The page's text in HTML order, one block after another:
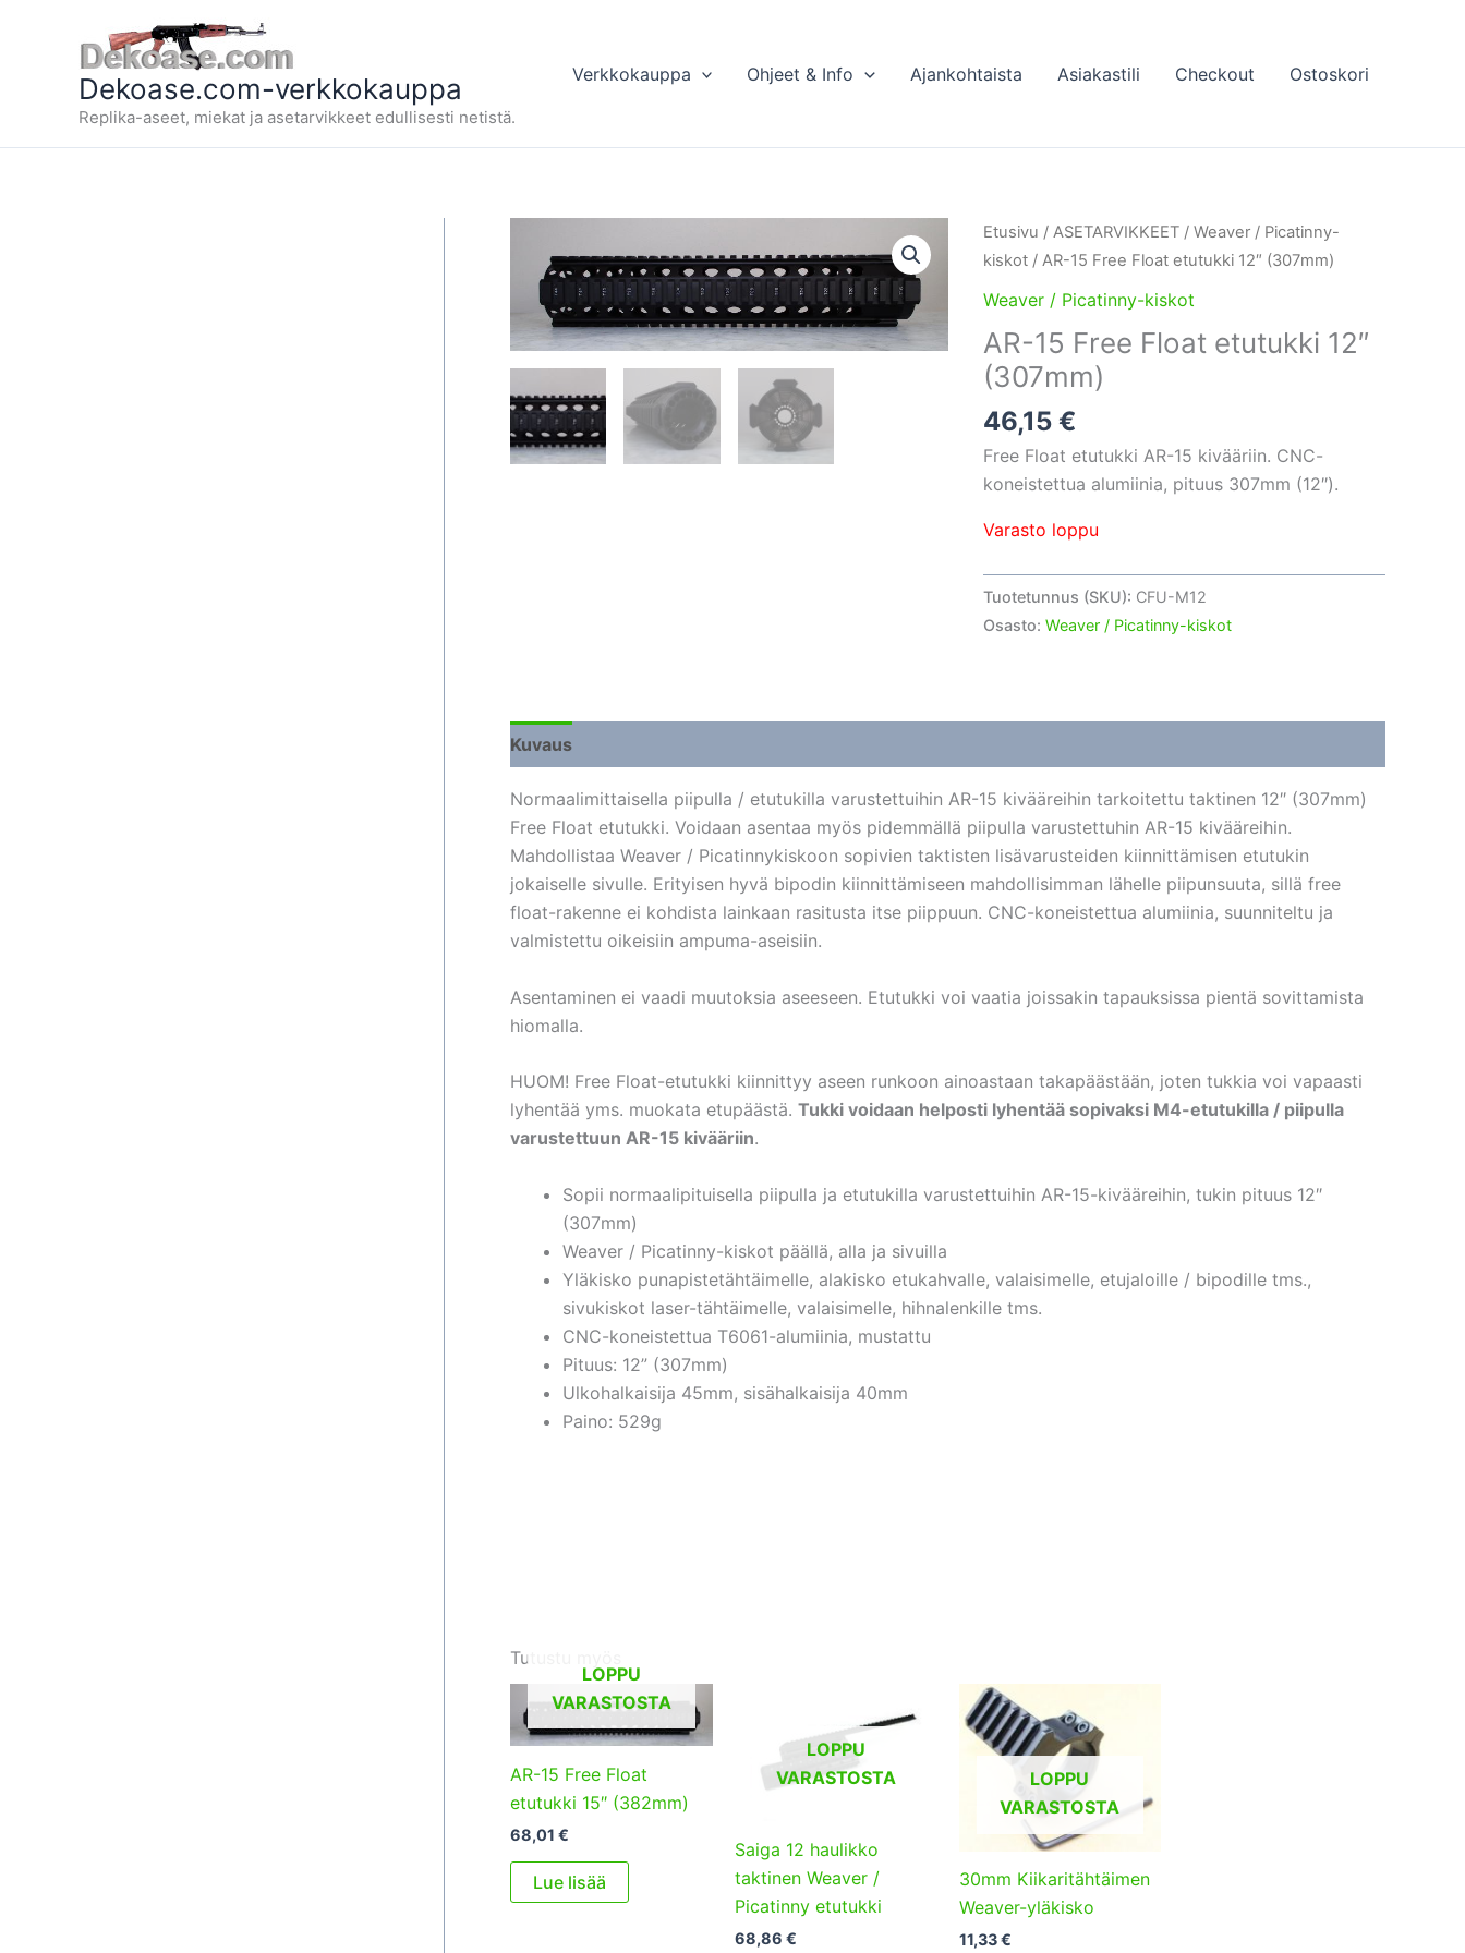
Dekoase.com-verkkokauppa
Replika-aseet, miekat ja asetarvikkeet edullisesti netistä.
Verkkokauppa Ohjeet & Info Ajankohtaista Asiakastili Checkout Ostoskori
Etusivu / ASETARVIKKEET/ Weaver / Picatinny-
kiskot/ AR-15 Free Float etutukki 12″ (307mm)
Weaver / Picatinny-kiskot
AR-15 Free Float etutukki 12″
(307mm)
46,15 €
Free Float etutukki AR-15 kivääriin. CNC-
koneistettua alumiinia, pituus 307mm (12″).
Varasto loppu
Tuotetunnus (SKU): CFU-M12
Osasto: Weaver / Picatinny-kiskot
Kuvaus
Normaalimittaisella piipulla / etutukilla varustettuihin AR-15 kivääreihin tarkoitettu taktinen 12″ (307mm)
Free Float etutukki. Voidaan asentaa myös pidemmällä piipulla varustettuhin AR-15 kivääreihin.
Mahdollistaa Weaver / Picatinnykiskoon sopivien taktisten lisävarusteiden kiinnittämisen etutukin
jokaiselle sivulle. Erityisen hyvä bipodin kiinnittämiseen mahdollisimman lähelle piipunsuuta, sillä free
float-rakenne ei kohdista lainkaan rasitusta itse piippuun. CNC-koneistettua alumiinia, suunniteltu ja
valmistettu oikeisiin ampuma-aseisiin.
Asentaminen ei vaadi muutoksia aseeseen. Etutukki voi vaatia joissakin tapauksissa pientä sovittamista
hiomalla.
HUOM! Free Float-etutukki kiinnittyy aseen runkoon ainoastaan takapäästään, joten tukkia voi vapaasti
lyhentää yms. muokata etupäästä. Tukki voidaan helposti lyhentää sopivaksi M4-etutukilla / piipulla
varustettuun AR-15 kivääriin.
Sopii normaalipituisella piipulla ja etutukilla varustettuihin AR-15-kivääreihin, tukin pituus 12″
(307mm)
Weaver / Picatinny-kiskot päällä, alla ja sivuilla
Yläkisko punapistetähtäimelle, alakisko etukahvalle, valaisimelle, etujaloille / bipodille tms.,
sivukiskot laser-tähtäimelle, valaisimelle, hihnalenkille tms.
CNC-koneistettua T6061-alumiinia, mustattu
Pituus: 12” (307mm)
Ulkohalkaisija 45mm, sisähalkaisija 40mm
Paino: 529g
Tutustu myös
LOPPU
VARASTOSTA
AR-15 Free Float
etutukki 15″ (382mm)
68,01 €
Lue lisää
LOPPU
VARASTOSTA
Saiga 12 haulikko
taktinen Weaver /
Picatinny etutukki
68,86 €
LOPPU
VARASTOSTA
30mm Kiikaritähtäimen
Weaver-yläkisko
11,33€